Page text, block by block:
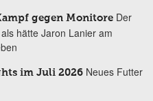
gegen Monitore Der
hätte Jaron Lanier am
im Juli 2026 Neues Futter